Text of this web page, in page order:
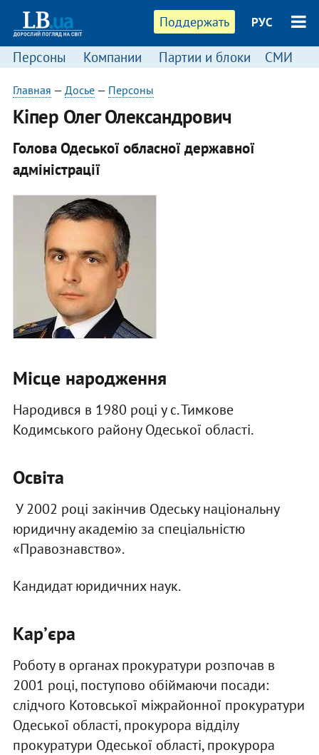
Поддержать РУС
Персоны Компании Партии и блоки СМИ
Главная — Досье— Персоны
​Кіпер Олег Олександрович
Голова Одеської обласної державної
адміністрації
Місце народження
Народився в 1980 році у с. Тимкове
Кодимського району Одеської області.
Освіта
У 2002 році закінчив Одеську національну
юридичну академію за спеціальністю
«Правознавство».
Кандидат юридичних наук.
Карʼєра
Роботу в органах прокуратури розпочав в
2001 році, поступово обіймаючи посади:
слідчого Котовської міжрайонної прокуратури
Одеської області, прокурора відділу
прокуратури Одеської області, прокурора